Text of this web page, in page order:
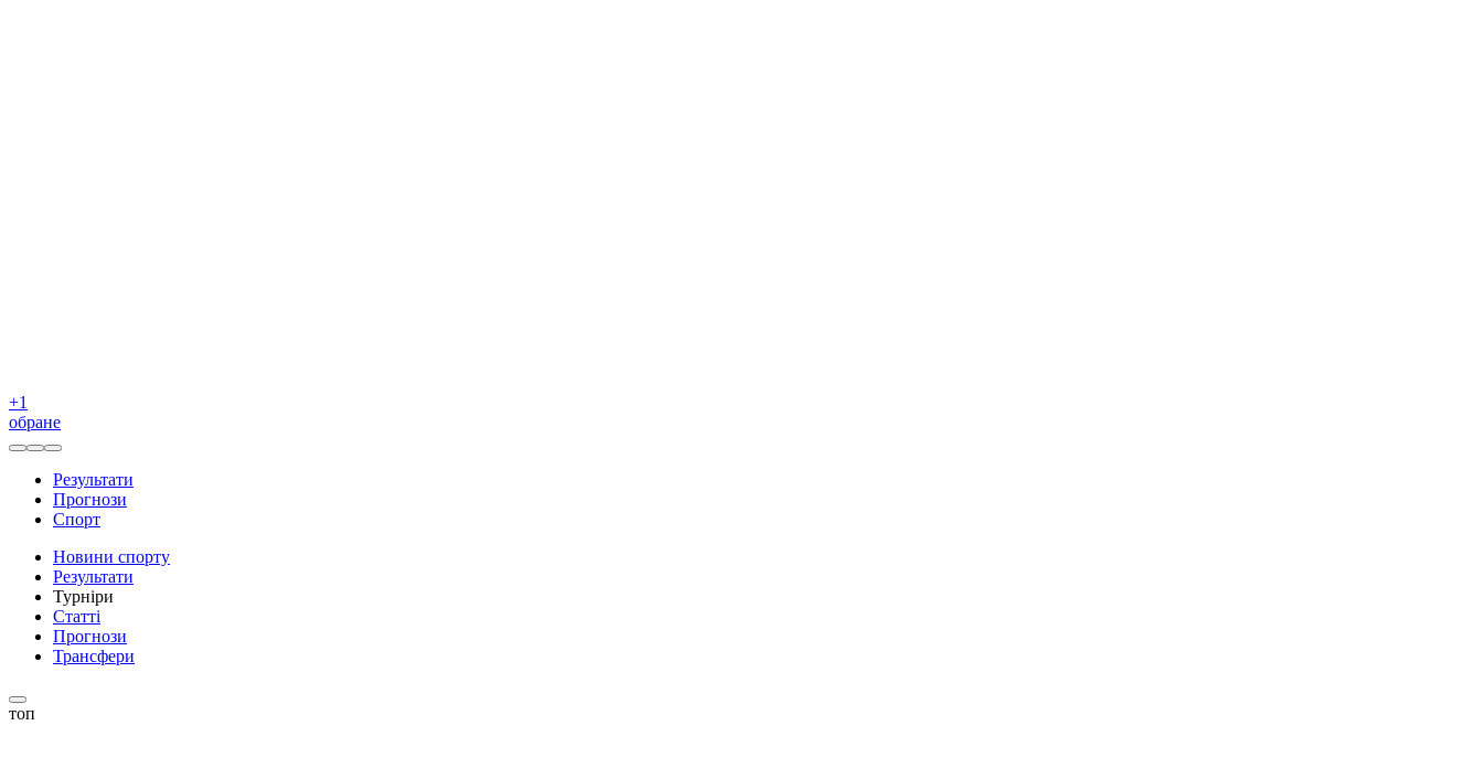
+1
обране
Результати
Прогнози
Спорт
Новини спорту
Результати
Турніри
Статті
Прогнози
Трансфери
топ